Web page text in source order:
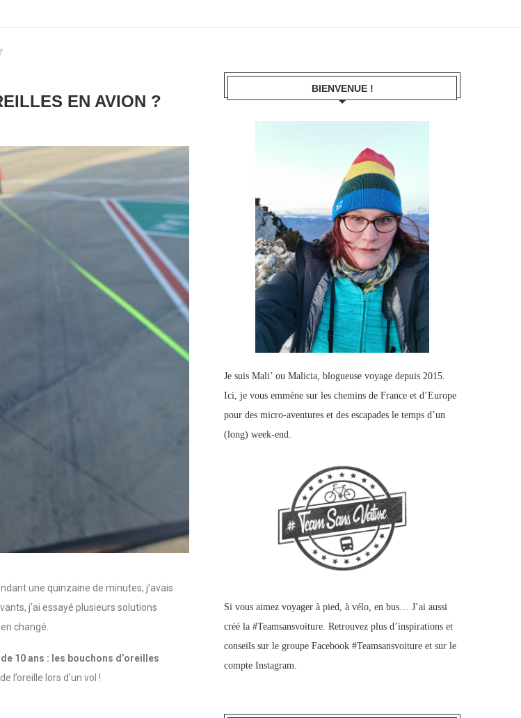
EN AVION ?
une quinzaine de minutes, j’avais
j’ai essayé plusieurs solutions
changé.
10 ans : les bouchons d’oreilles
l’oreille lors d’un vol !
BIENVENUE !
Je suis Mali’ ou Malicia, blogueuse voyage depuis 2015.
Ici, je vous emmène sur les chemins de France et d’Europe
pour des micro-aventures et des escapades le temps d’un
(long) week-end.
Si vous aimez voyager à pied, à vélo, en bus… J’ai aussi
créé la #Teamsansvoiture. Retrouvez plus d’inspirations et
conseils sur le groupe Facebook #Teamsansvoiture et sur le
compte Instagram.